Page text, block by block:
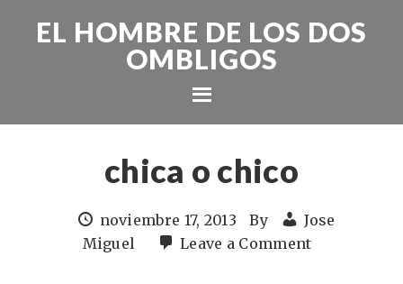
EL HOMBRE DE LOS DOS
OMBLIGOS
chica o chico
noviembre 17, 2013 By
Jose
Miguel
Leave a Comment